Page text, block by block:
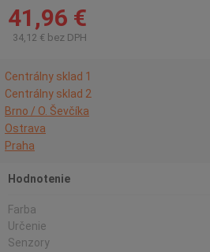
41,96 €
34,12 € bez DPH
Centrálny sklad 1
Centrálny sklad 2
Brno / O. Ševčíka
Ostrava
Praha
Hodnotenie
Farba
Určenie
Senzory